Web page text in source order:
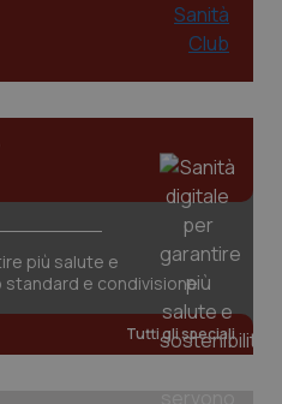
& Testa Collo
più salute e
e condivisione
Tutti gli speciali
questi cookie.
Dominio
YouTube
5